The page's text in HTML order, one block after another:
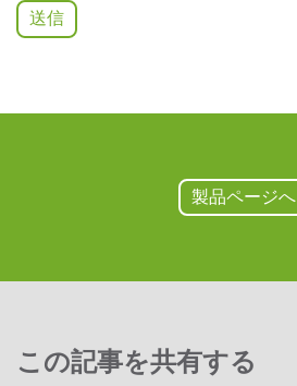
製品ページへ
この記事を共有する